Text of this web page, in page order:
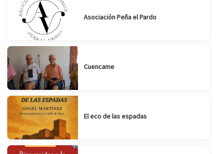
Asociación Peña el Pardo
Cuencame
El eco de las espadas